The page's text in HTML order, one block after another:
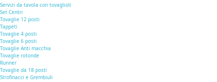
Servizi da tavola con tovaglioli
Set Centri
Tovaglie 12 posti
Tappeti
Tovaglie 4 posti
Tovaglie 6 posti
Tovaglie Anti macchia
Tovaglie rotonde
Runner
Tovaglie da 18 posti
Strofinacci e Grembiuli